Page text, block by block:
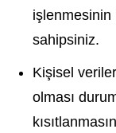
işlenmesinin
sahipsiniz.
Kişisel
olması